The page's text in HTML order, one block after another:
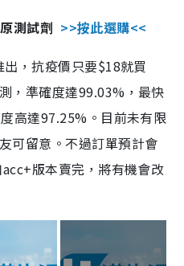
測試劑 >>按此選購<<
，抗疫價只要$18就買
，準確度達99.03%，最快
高達97.25%。目前未有限
可留意。不過訂單預計會
版本賣完，將有機會改